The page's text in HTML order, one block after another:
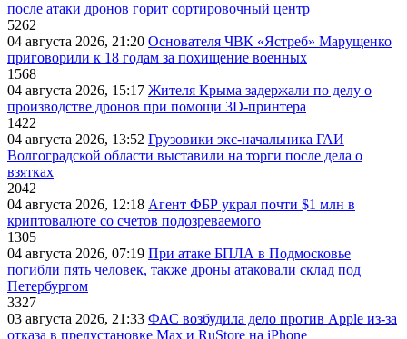
после атаки дронов горит сортировочный центр
5262
04 августа 2026, 21:20 Основателя ЧВК «Ястреб» Марущенко
приговорили к 18 годам за похищение военных
1568
04 августа 2026, 15:17 Жителя Крыма задержали по делу о
производстве дронов при помощи 3D‑принтера
1422
04 августа 2026, 13:52 Грузовики экс-начальника ГАИ
Волгоградской области выставили на торги после дела о
взятках
2042
04 августа 2026, 12:18 Агент ФБР украл почти $1 млн в
криптовалюте со счетов подозреваемого
1305
04 августа 2026, 07:19 При атаке БПЛА в Подмосковье
погибли пять человек, также дроны атаковали склад под
Петербургом
3327
03 августа 2026, 21:33 ФАС возбудила дело против Apple из-за
отказа в предустановке Max и RuStore на iPhone